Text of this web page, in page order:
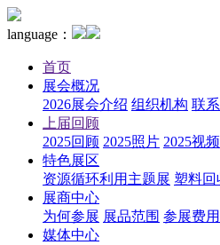
language：
首页
展会概况
2026展会介绍 组织机构 联
上届回顾
2025回顾 2025照片 2025视频
特色展区
资源循环利用主题展 塑料回
展商中心
为何参展 展品范围 参展费用
媒体中心